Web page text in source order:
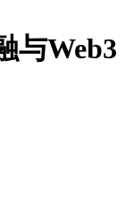
与Web3